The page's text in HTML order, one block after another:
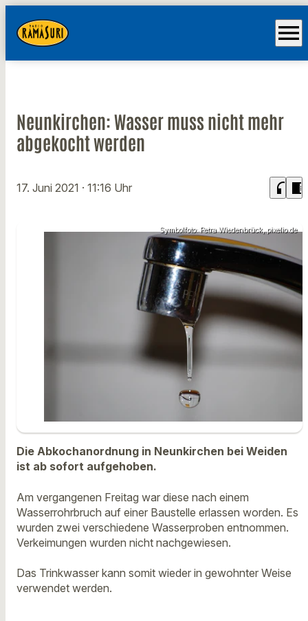
menu
Neunkirchen: Wasser muss nicht mehr
abgekocht werden
17. Juni 2021 · 11:16 Uhr headphones chrome_reader_mode
Symbolfoto: Petra Wiedenbrück, pixelio.de
Die Abkochanordnung in Neunkirchen bei Weiden
ist ab sofort aufgehoben.
Am vergangenen Freitag war diese nach einem
Wasserrohrbruch auf einer Baustelle erlassen worden. Es
wurden zwei verschiedene Wasserproben entnommen.
Verkeimungen wurden nicht nachgewiesen.
Das Trinkwasser kann somit wieder in gewohnter Weise
verwendet werden.